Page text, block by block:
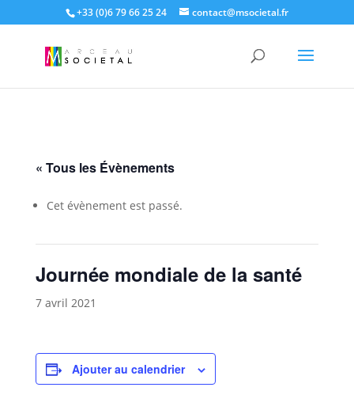
+33 (0)6 79 66 25 24 contact@msocietal.fr
« Tous les Évènements
Cet évènement est passé.
Journée mondiale de la santé
7 avril 2021
Ajouter au calendrier